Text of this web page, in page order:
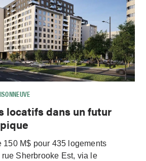
locatifs dans un futur
150 M$ pour 435 logements
rue Sherbrooke Est, via le